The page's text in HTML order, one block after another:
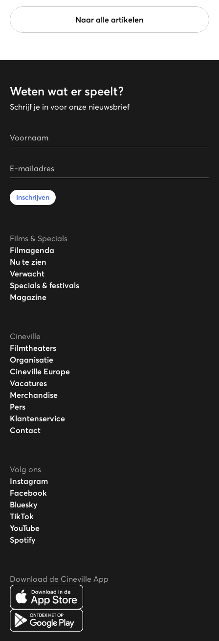
Naar alle artikelen
Weten wat er speelt?
Schrijf je in voor onze nieuwsbrief
Voornaam
E-mailadres
Inschrijven
Films & Specials
Filmagenda
Nu te zien
Verwacht
Specials & festivals
Magazine
Cineville
Filmtheaters
Organisatie
Cineville Europe
Vacatures
Merchandise
Pers
Klantenservice
Contact
Volg ons
Instagram
Facebook
Bluesky
TikTok
YouTube
Spotify
Download de Cineville App